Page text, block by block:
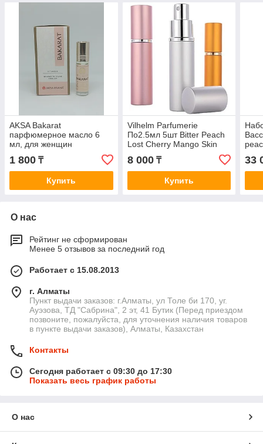
AKSA Bakarat
парфюмерное масло 6
мл, для женщин
1 800 ₸
Купить
Vilhelm Parfumerie
По2.5мл 5шт Bitter Peach
Lost Cherry Mango Skin
Toy 2 Lost Cherry
&#43;мешочек
парфюмерная
8 000₸
Купить
мл,
33
О нас
Рейтинг не сформирован
Менее 5 отзывов за последний год
Работает с 15.08.2013
г. Алматы
Пункт выдачи заказов: г.Алматы, ул Толе би 170, уг.
Ауэзова, ТД "Сабрина", 2 эт, 41 Бутик (Перед приездом
позвоните, пожалуйста, для уточнения наличия товаров
в пункте выдачи заказов), Алматы, Казахстан
Контакты
Сегодня работает с 09:30 до 17:30
Показать весь график работы
О нас